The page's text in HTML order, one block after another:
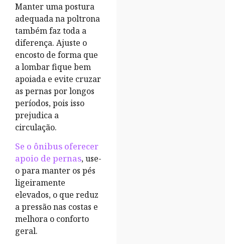
Manter uma postura
adequada na poltrona
também faz toda a
diferença. Ajuste o
encosto de forma que
a lombar fique bem
apoiada e evite cruzar
as pernas por longos
períodos, pois isso
prejudica a
circulação.
Se o ônibus oferecer
apoio de pernas, use-
o para manter os pés
ligeiramente
elevados, o que reduz
a pressão nas costas e
melhora o conforto
geral.